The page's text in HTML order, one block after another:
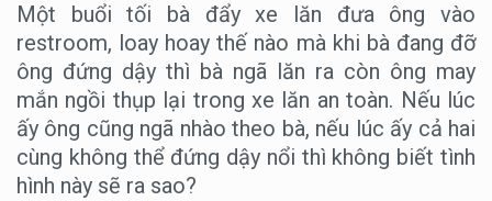
Một buổi tối bà đẩy xe lăn đưa ông vào
restroom, loay hoay thế nào mà khi bà đang đỡ
ông đứng dậy thì bà ngã lăn ra còn ông may
mắn ngồi thụp lại trong xe lăn an toàn. Nếu lúc
ấy ông cũng ngã nhào theo bà, nếu lúc ấy cả hai
cùng không thể đứng dậy nổi thì không biết tình
hình này sẽ ra sao?